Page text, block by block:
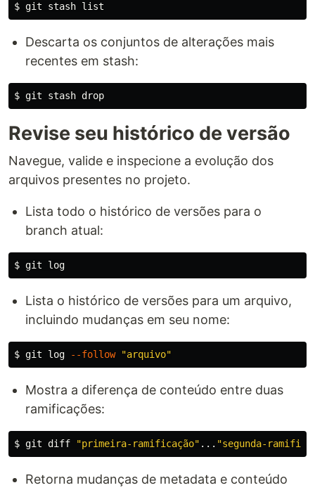
$
Descarta os conjuntos de alterações mais
recentes em stash:
$
Revise seu histórico de versão
Navegue, valide e inspecione a evolução dos
arquivos presentes no projeto.
Lista todo o histórico de versões para o
branch atual:
$
Lista o histórico de versões para um arquivo,
incluindo mudanças em seu nome:
$ git log --follow "arquivo"
Mostra a diferença de conteúdo entre duas
ramificações:
$ git diff "primeira-ramificação" ... "segunda-
Retorna mudanças de metadata e conteúdo